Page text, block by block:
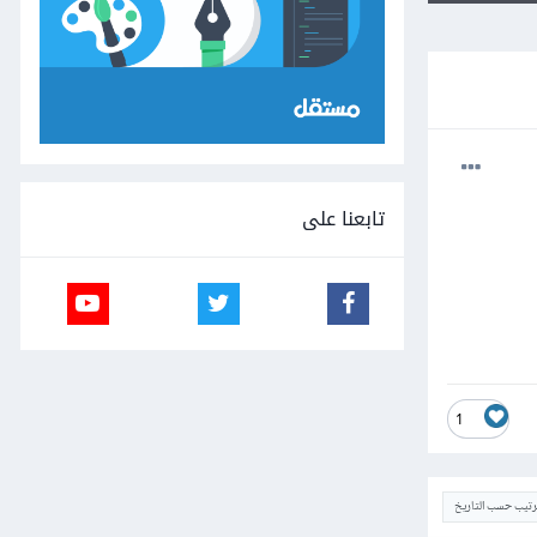
1
حسب التاريخ
تابعنا على